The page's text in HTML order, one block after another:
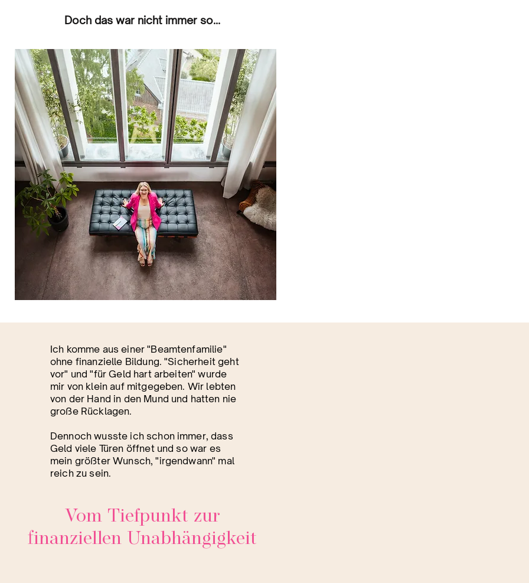
Doch das war nicht immer so...
Ich komme aus einer "Beamtenfamilie"
ohne finanzielle Bildung."Sicherheit geht
vor" und "für Geld hart arbeiten" wurde
mir von klein auf mitgegeben. Wir lebten
von der Hand in den Mund und hatten nie
große Rücklagen.
Dennoch wusste ich schon immer, dass
Geld viele Türen öffnet und so war es
mein größter Wunsch, "irgendwann" mal
reich zu sein.
Vom Tiefpunkt zur
finanziellen Unabhängigkeit